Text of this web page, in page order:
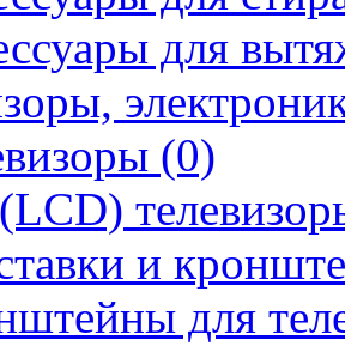
для
(0)
и
для